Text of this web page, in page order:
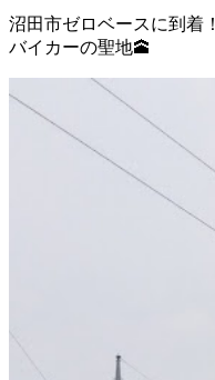
沼田市ゼロベースに到着！
バイカーの聖地🕋